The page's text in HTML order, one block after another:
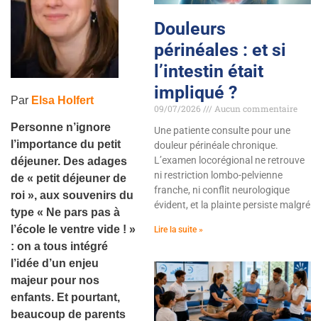
Par Elsa Holfert
Personne n’ignore
l’importance du petit
déjeuner. Des adages
de « petit déjeuner de
roi », aux souvenirs du
type « Ne pars pas à
l’école le ventre vide ! »
: on a tous intégré
l’idée d’un enjeu
majeur pour nos
enfants. Et pourtant,
beaucoup de parents
Douleurs
périnéales : et si
l’intestin était
impliqué ?
09/07/2026
Aucun commentaire
Une patiente consulte pour une
douleur périnéale chronique.
L’examen locorégional ne retrouve
ni restriction lombo-pelvienne
franche, ni conflit neurologique
évident, et la plainte persiste malgré
Lire la suite »